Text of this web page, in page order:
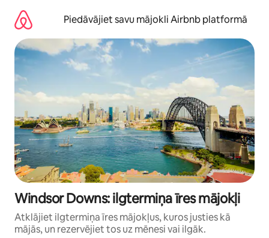
saturu
Piedāvājiet savu mājokli Airbnb platformā
Windsor Downs: ilgtermiņa īres mājokļi
Atklājiet ilgtermiņa īres mājokļus, kuros justies kā
mājās, un rezervējiet tos uz mēnesi vai ilgāk.